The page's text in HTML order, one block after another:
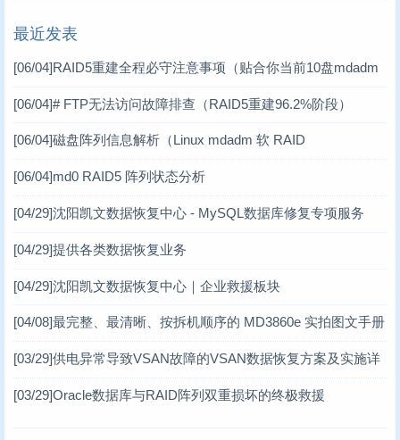
数据库修复
工控机数据恢复案例
数码数据恢复案例(3)
DV数据恢复案例(1)
虚拟机数据恢复案例(2)
小型机数据恢复(1)
台式机数据恢复案例(14)
笔记本数据恢复案例(3)
最近发表
[06/04]RAID5重建全程必守注意事项（贴合你当前10盘mdadm
[06/04]# FTP无法访问故障排查（RAID5重建96.2%阶段）
[06/04]磁盘阵列信息解析（Linux mdadm 软 RAID
[06/04]md0 RAID5 阵列状态分析
[04/29]沈阳凯文数据恢复中心 - MySQL数据库修复专项服务
[04/29]提供各类数据恢复业务
[04/29]沈阳凯文数据恢复中心｜企业救援板块
[04/08]最完整、最清晰、按拆机顺序的 MD3860e 实拍图文手册
MD3860e / MD3060e
[03/29]供电异常导致VSAN故障的VSAN数据恢复方案及实施详
情 一、VSAN分布式存储架构简介
[03/29]Oracle数据库与RAID阵列双重损坏的终极救援